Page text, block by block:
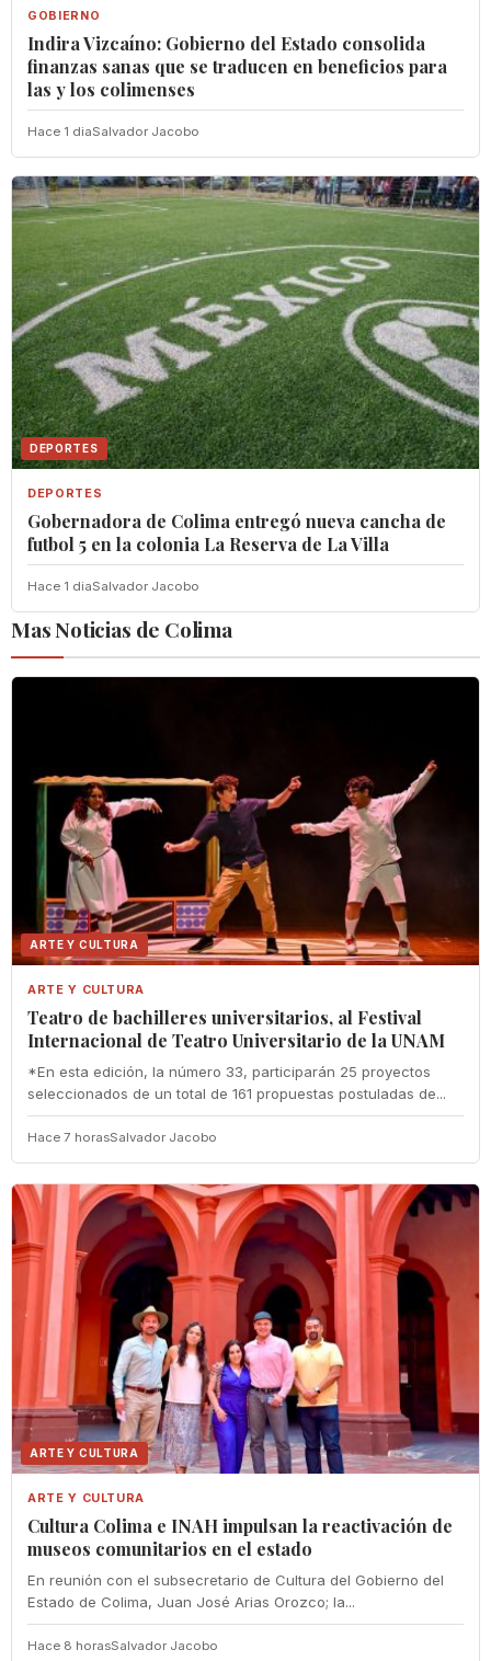
GOBIERNO
Indira Vizcaíno: Gobierno del Estado consolida
finanzas sanas que se traducen en beneficios para
las y los colimenses
Hace 1 diaSalvador Jacobo
DEPORTES
DEPORTES
Gobernadora de Colima entregó nueva cancha de
futbol 5 en la colonia La Reserva de La Villa
Hace 1 diaSalvador Jacobo
Mas Noticias de Colima
ARTE Y CULTURA
ARTE Y CULTURA
Teatro de bachilleres universitarios, al Festival
Internacional de Teatro Universitario de la UNAM
*En esta edición, la número 33, participarán 25 proyectos
seleccionados de un total de 161 propuestas postuladas de...
Hace 7 horasSalvador Jacobo
ARTE Y CULTURA
ARTE Y CULTURA
Cultura Colima e INAH impulsan la reactivación de
museos comunitarios en el estado
En reunión con el subsecretario de Cultura del Gobierno del
Estado de Colima, Juan José Arias Orozco; la...
Hace 8 horasSalvador Jacobo